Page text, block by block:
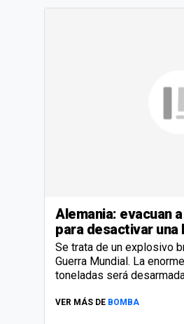
Alemania: evacuan
para desactivar una
Se trata de un explosivo
Guerra Mundial. La
toneladas será
VER MÁS DE BOMBA